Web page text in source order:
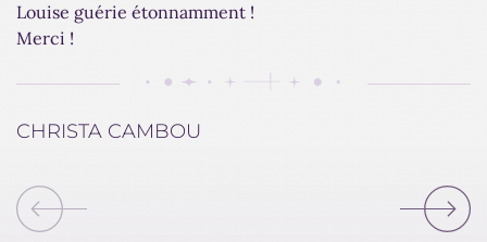
Louise guérie étonnamment !
Merci !
CHRISTA CAMBOU